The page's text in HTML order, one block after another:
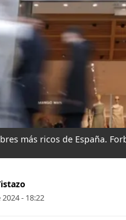
más ricos de España.
- 18:22